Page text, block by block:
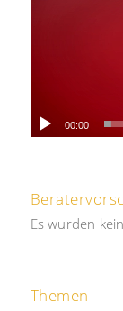
00:00
Es wurden
Themen